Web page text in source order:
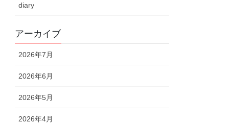
diary
アーカイブ
2026年7月
2026年6月
2026年5月
2026年4月